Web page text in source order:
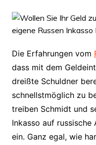
Die Erfahrungen vom
dass mit dem
dreißte Schuldner
schnellstmöglich zu
treiben Schmidt und
Inkasso auf
ein. Ganz egal, wie